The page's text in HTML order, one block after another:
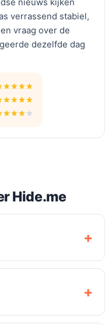
nieuws kijken
verrassend stabiel,
vraag over de
dezelfde dag
Hide.me